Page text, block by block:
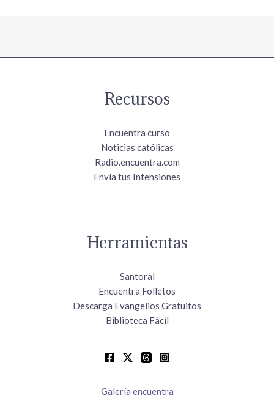
Recursos
Encuentra curso
Noticias católicas
Radio.encuentra.com
Envía tus Intensiones
Herramientas
Santoral
Encuentra Folletos
Descarga Evangelios Gratuitos
Biblioteca Fácil
Galería encuentra